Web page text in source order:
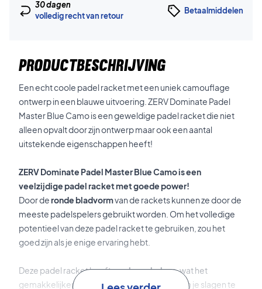
30 dagen
volledig recht van retour
Betaalmiddelen
PRODUCTBESCHRIJVING
Een echt coole padel racket met een uniek camouflage
ontwerp in een blauwe uitvoering. ZERV Dominate Padel
Master Blue Camo is een geweldige padel racket die niet
alleen opvalt door zijn ontwerp maar ook een aantal
uitstekende eigenschappen heeft!
ZERV Dominate Padel Master Blue Camo is een
veelzijdige padel racket met goede power!
Door deronde bladvormvan de rackets kunnen ze door de
meeste padelspelers gebruikt worden. Om het volledige
potentieel van deze padel racket te gebruiken, zou het
goed zijn als je enige ervaring hebt.
Deze padel racket heeft eenhoge balans, wat het
gemakkelijker maakt om een goede kracht in je slagen te